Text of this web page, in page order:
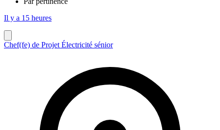
Il y a 15 heures
Chef(fe) de Projet Électricité sénior